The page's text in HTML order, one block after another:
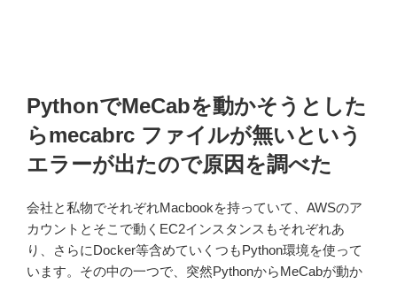
PythonでMeCabを動かそうとした
らmecabrc ファイルが無いという
エラーが出たので原因を調べた
会社と私物でそれぞれMacbookを持っていて、AWSのア
カウントとそこで動くEC2インスタンスもそれぞれあ
り、さらにDocker等含めていくつもPython環境を使って
います。その中の一つで、突然PythonからMeCabが動か